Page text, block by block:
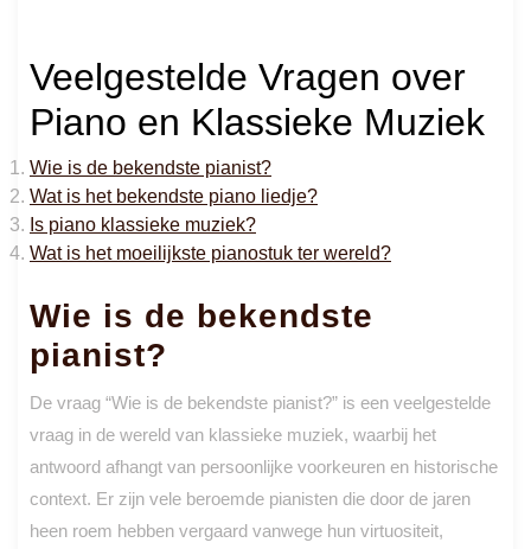
Veelgestelde Vragen over
Piano en Klassieke Muziek
Wie is de bekendste pianist?
Wat is het bekendste piano liedje?
Is piano klassieke muziek?
Wat is het moeilijkste pianostuk ter wereld?
Wie is de bekendste
pianist?
De vraag “Wie is de bekendste pianist?” is een veelgestelde
vraag in de wereld van klassieke muziek, waarbij het
antwoord afhangt van persoonlijke voorkeuren en historische
context. Er zijn vele beroemde pianisten die door de jaren
heen roem hebben vergaard vanwege hun virtuositeit,